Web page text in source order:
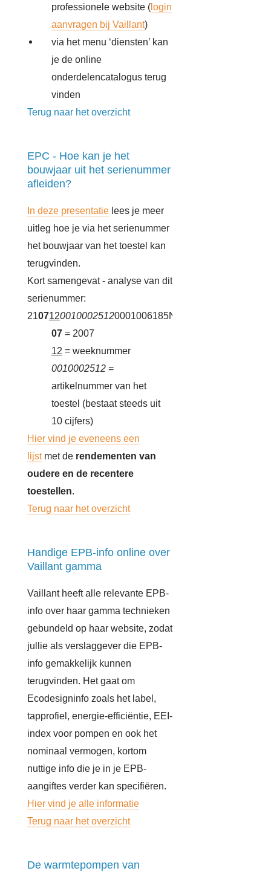
professionele website (login
aanvragen bij Vaillant)
via het menu ‘diensten’ kan
je de online
onderdelencatalogus terug
vinden
Terug naar het overzicht
EPC - Hoe kan je het
bouwjaar uit het serienummer
afleiden?
In deze presentatielees je meer
uitleg hoe je via het serienummer
het bouwjaar van het toestel kan
terugvinden.
Kort samengevat - analyse van dit
serienummer:
21071200100025120001006185N1
07= 2007
12 = weeknummer
0010002512=
artikelnummer van het
toestel (bestaat steeds uit
10 cijfers)
Hier vind je eveneens een
lijstmet de rendementen van
oudere en de recentere
toestellen
Terug naar het overzicht
Handige EPB-info online over
Vaillant gamma
Vaillant heeft alle relevante EPB-
info over haar gamma technieken
gebundeld op haar website, zodat
jullie als verslaggever die EPB-
info gemakkelijk kunnen
terugvinden. Het gaat om
Ecodesigninfo zoals het label,
tapprofiel, energie-efficiëntie, EEI-
index voor pompen en ook het
nominaal vermogen, kortom
nuttige info die je in je EPB-
aangiftes verder kan specifiëren.
Hier vind je alle informatie
Terug naar het overzicht
De warmtepompen van